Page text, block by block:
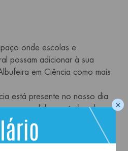
onde escolas e
possam adicionar à sua
em Ciência como mais
está presente no nosso dia
por todos de
no ensino da ciência
um espaço científico inserido
×